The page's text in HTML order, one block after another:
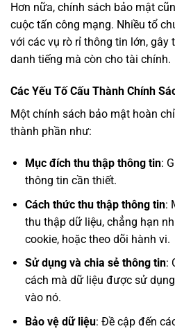
Hơn nữa, chính sách bảo mật
cuộc tấn công mạng. Nhiều tổ
với các vụ rò rỉ thông tin lớn, gây
danh tiếng mà còn cho tài chính.
Các Yếu Tố Cấu Thành Chính
Một chính sách bảo mật hoàn
thành phần như:
Mục đích thu thập thông tin:
thông tin cần thiết.
Cách thức thu thập thông tin:
thu thập dữ liệu, chẳng hạn
cookie, hoặc theo dõi hành vi.
Sử dụng và chia sẻ thông tin:
cách mà dữ liệu được sử
vào nó.
Bảo vệ dữ liệu: Đề cập đến